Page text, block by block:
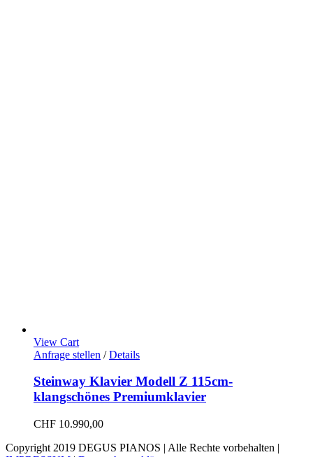
View Cart
Anfrage stellen / Details
Steinway Klavier Modell Z 115cm-
klangschönes Premiumklavier
CHF 10.990,00
Copyright 2019 DEGUS PIANOS | Alle Rechte vorbehalten |